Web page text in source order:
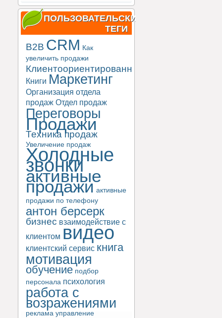
ПОЛЬЗОВАТЕЛЬСКИЕ
ТЕГИ
B2B CRM Как
увеличить продажи
Клиентоориентированность
Книги Маркетинг
Организация отдела
продаж Отдел продаж
Переговоры
Продажи
Техника продаж
Увеличение продаж
Холодные
звонки
активные
продажи активные
продажи по телефону
антон берсерк
бизнес взаимодействие с
клиентом видео
клиентский сервис книга
мотивация
обучение подбор
персонала психология
работа с
возражениями
реклама управление